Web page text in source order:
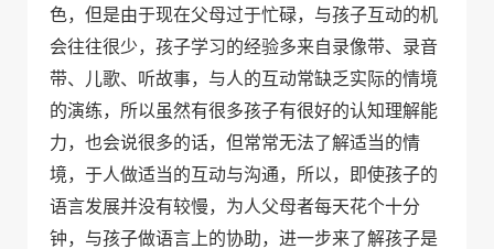
色，但是由于现在父母过于忙碌，与孩子互动的机
会往往很少，孩子学习的经验多来自录像带、录音
带、儿歌、听故事，与人的互动常缺乏实际的情境
的演练，所以虽然有很多孩子有很好的认知理解能
力，也会说很多的话，但常常无法了解适当的情
境，于人做适当的互动与沟通，所以，即使孩子的
语言发展并没有较慢，为人父母者每天花个十分
钟，与孩子做语言上的协助，进一步来了解孩子是